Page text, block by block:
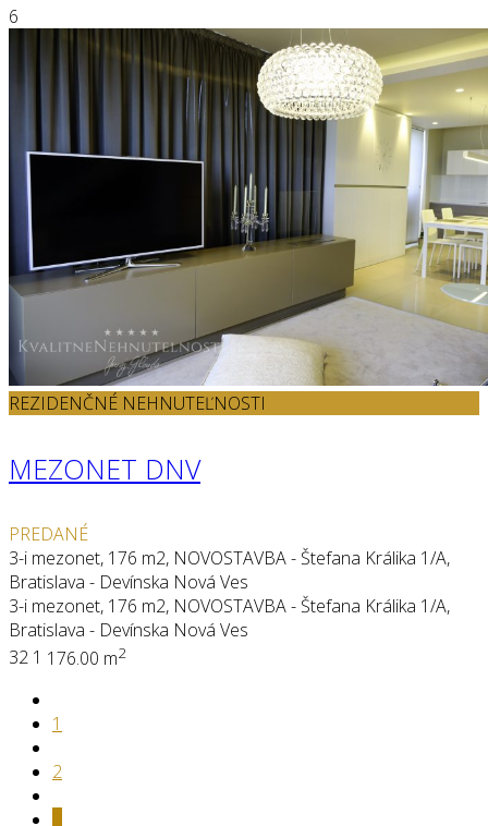
6
REZIDENČNÉ NEHNUTEĽNOSTI
MEZONET DNV
PREDANÉ
3-i mezonet, 176 m2, NOVOSTAVBA - Štefana Králika 1/A,
Bratislava - Devínska Nová Ves
3-i mezonet, 176 m2, NOVOSTAVBA - Štefana Králika 1/A,
Bratislava - Devínska Nová Ves
32 1 176.00 m2
1
2